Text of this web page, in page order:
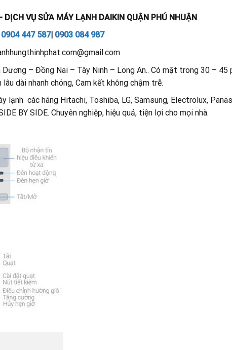
VỤ SỬA MÁY LẠNH DAIKIN QUẬN PHÚ NHUẬN
0904 447 587| 0903 084 987
– Đồng Nai – Tây Ninh – Long An.. Có mặt trong 30 – 45
dài nhanh chóng, Cam kết không chậm trễ.
lạnh các hãng Hitachi, Toshiba, LG, Samsung, Electrolux,
BY SIDE. Chuyên nghiệp, hiệu quả, tiện lợi cho mọi nhà.